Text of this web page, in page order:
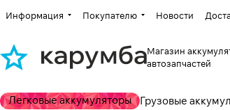
Информация Покупателю Новости
Магазин
автозапчастей
Легковые аккумуляторы Грузовые